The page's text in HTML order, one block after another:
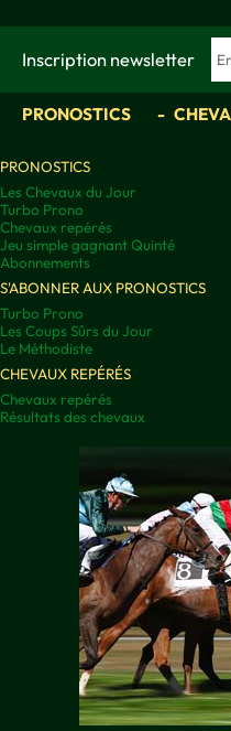
Inscription newsletter
PRONOSTICS
PRONOSTICS
Les Chevaux du Jour
Turbo Prono
Chevaux repérés
Jeu simple gagnant Quinté
Abonnements
S'ABONNER AUX PRONOSTICS
Turbo Prono
Les Coups Sûrs du Jour
Le Méthodiste
CHEVAUX REPÉRÉS
Chevaux repérés
Résultats des chevaux